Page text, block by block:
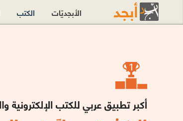
الأبجديّات الكتب